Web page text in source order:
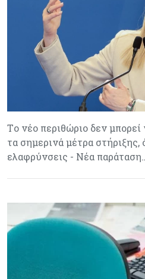
Tο νέο περιθώριο δεν μπορεί
τα σημερινά μέτρα
ελαφρύνσεις - Νέα